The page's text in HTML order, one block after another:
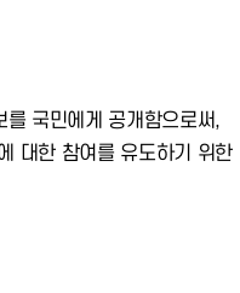
국민에게 공개함으로써,
대한 참여를 유도하기 위한